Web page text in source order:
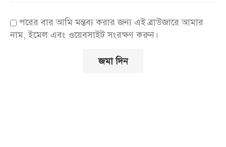
পরের বার আমি মন্তব্য করার জন্য এই ব্রাউজারে আমার
নাম, ইমেল এবং ওয়েবসাইট সংরক্ষণ করুন।